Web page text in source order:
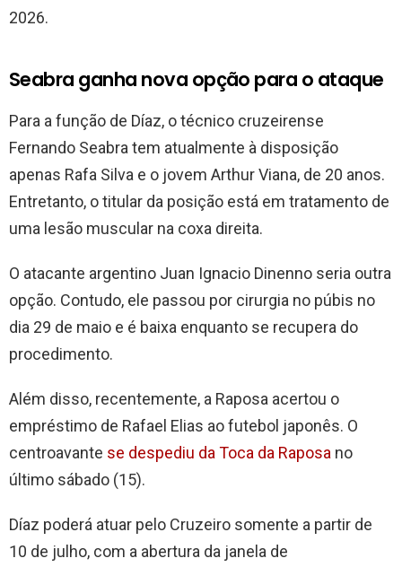
2026.
Seabra ganha nova opção para o ataque
Para a função de Díaz, o técnico cruzeirense
Fernando Seabra tem atualmente à disposição
apenas Rafa Silva e o jovem Arthur Viana, de 20 anos.
Entretanto, o titular da posição está em tratamento de
uma lesão muscular na coxa direita.
O atacante argentino Juan Ignacio Dinenno seria outra
opção. Contudo, ele passou por cirurgia no púbis no
dia 29 de maio e é baixa enquanto se recupera do
procedimento.
Além disso, recentemente, a Raposa acertou o
empréstimo de Rafael Elias ao futebol japonês. O
centroavante se despediu da Toca da Raposa no
último sábado (15).
Díaz poderá atuar pelo Cruzeiro somente a partir de
10 de julho, com a abertura da janela de